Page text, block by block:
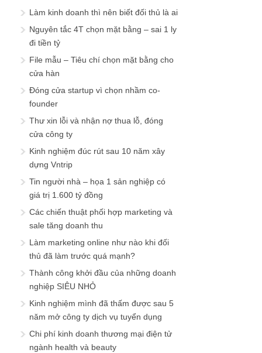
Làm kinh doanh thì nên biết đối thủ là ai
Nguyên tắc 4T chọn mặt bằng – sai 1 ly
đi tiền tỷ
File mẫu – Tiêu chí chọn mặt bằng cho
cửa hàn
Đóng cửa startup vì chọn nhầm co-
founder
Thư xin lỗi và nhận nợ thua lỗ, đóng
cửa công ty
Kinh nghiệm đúc rút sau 10 năm xây
dựng Vntrip
Tin người nhà – họa 1 sản nghiệp có
giá trị 1.600 tỷ đồng
Các chiến thuật phối hợp marketing và
sale tăng doanh thu
Làm marketing online như nào khi đối
thủ đã làm trước quá mạnh?
Thành công khởi đầu của những doanh
nghiệp SIÊU NHỎ
Kinh nghiệm mình đã thấm được sau 5
năm mở công ty dịch vụ tuyển dụng
Chi phí kinh doanh thương mại điện tử
ngành health và beauty